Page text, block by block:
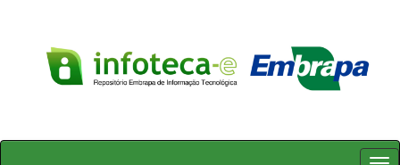
Skip